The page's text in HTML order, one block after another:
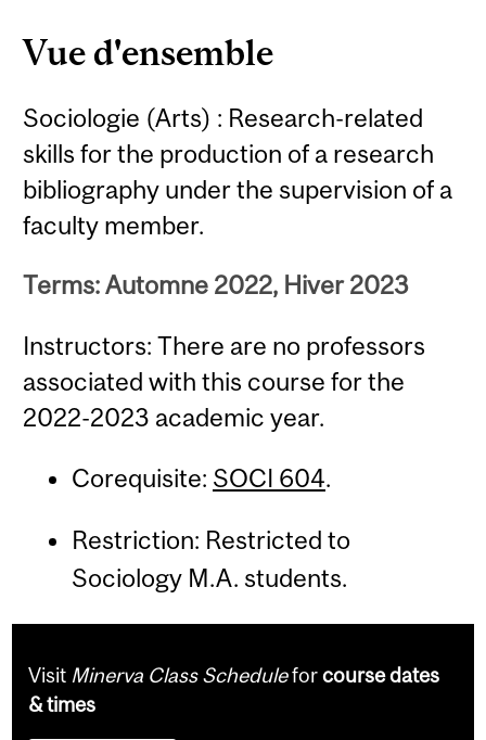
Vue d'ensemble
Sociologie (Arts) : Research-related
skills for the production of a research
bibliography under the supervision of a
faculty member.
Terms: Automne 2022, Hiver 2023
Instructors: There are no professors
associated with this course for the
2022-2023 academic year.
Corequisite: SOCI 604.
Restriction: Restricted to
Sociology M.A. students.
Visit Minerva Class Scheduleforcourse dates
& times